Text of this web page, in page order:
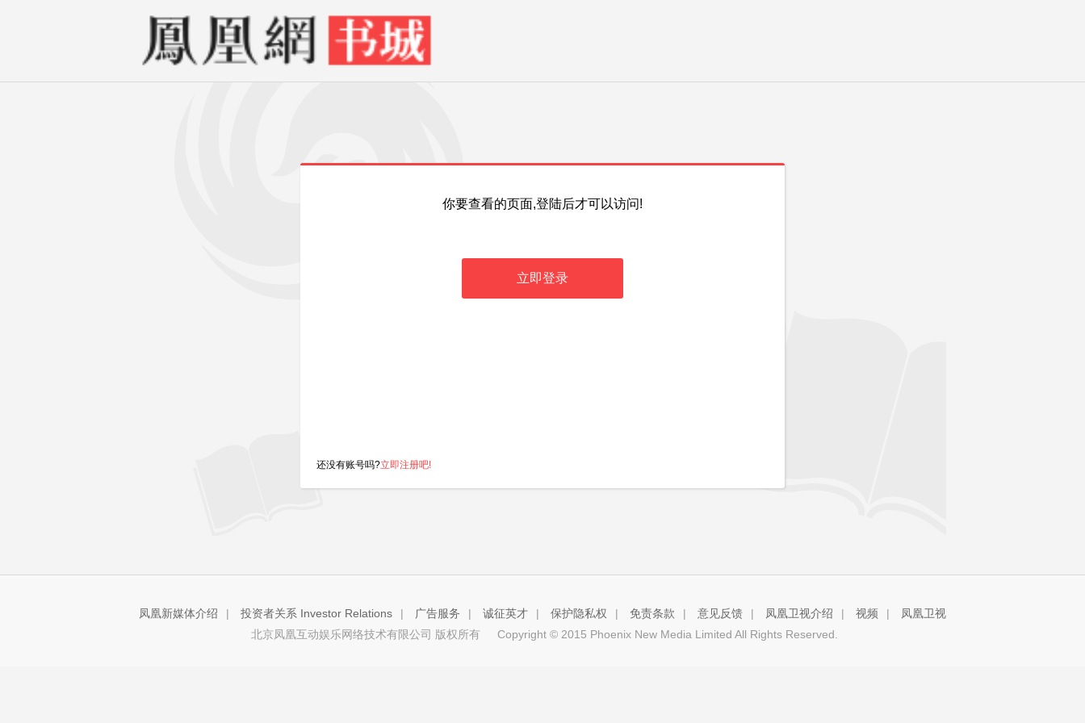
你要查看的页面,登陆后才可以访问!
立即登录
还没有账号吗?立即注册吧!
凤凰新媒体介绍 | 投资者关系 Investor Relations | 广告服务 | 诚征英才 | 保护隐私权 | 免责条款 | 意见反馈 | 凤凰卫视介绍 | 视频 |
凤凰卫视
北京凤凰互动娱乐网络技术有限公司 版权所有
Copyright © 2015 Phoenix New Media Limited All Rights Reserved.